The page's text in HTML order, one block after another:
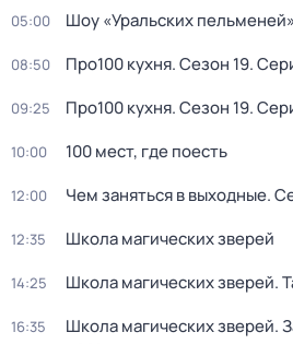
05:00 Шоу «Уральских пельменей»
08:50 Про100 кухня. Сезон 19.
09:25 Про100 кухня. Сезон 19.
10:00 100 мест, где поесть
12:00 Чем заняться в выходные.
12:35 Школа магических зверей
14:25 Школа магических зверей.
16:35
Школа магических зверей.